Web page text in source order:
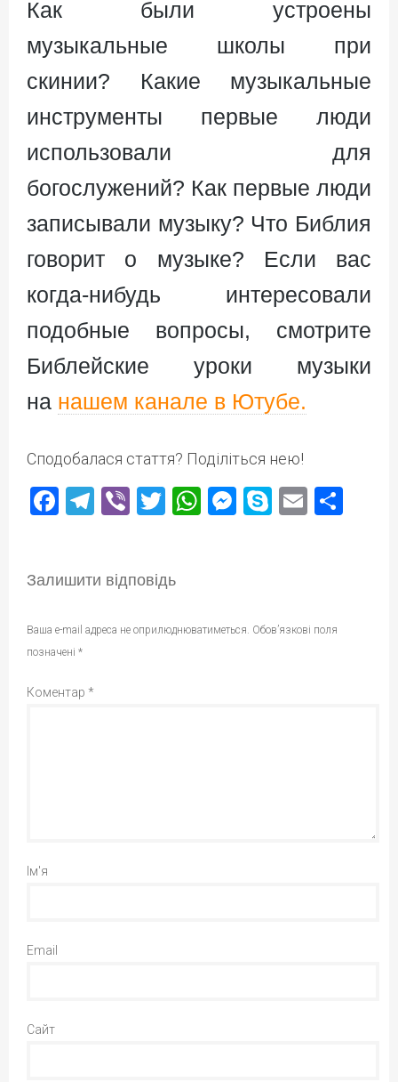
Как были устроены
музыкальные школы при
скинии? Какие музыкальные
инструменты первые люди
использовали для
богослужений? Как первые люди
записывали музыку? Что Библия
говорит о музыке? Если вас
когда-нибудь интересовали
подобные вопросы, смотрите
Библейские уроки музыки
на нашем канале в Ютубе.
Сподобалася стаття? Поділіться нею!
Facebook
Telegram
ViberTwitterWhatsApp
Messenger
SkypeEmail
Залишити відповідь
Ваша e-mail адреса не оприлюднюватиметься. Обов’язкові поля
позначені *
Коментар *
Ім'я
Email
Сайт